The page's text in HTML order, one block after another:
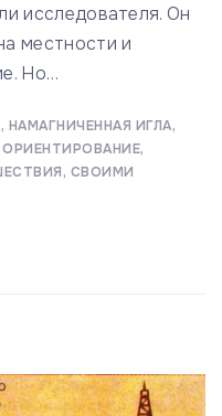
исследователя. Он
местности и
Но…
НАМАГНИЧЕННАЯ ИГЛА
ОРИЕНТИРОВАНИЕ
СВОИМИ